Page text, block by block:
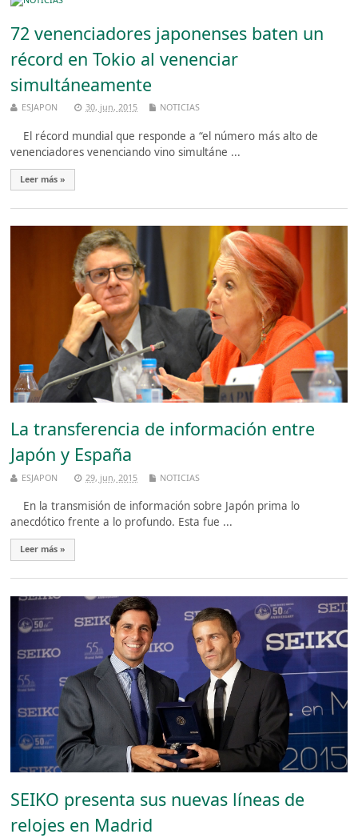
72 venenciadores japonenses baten un
récord en Tokio al venenciar
simultáneamente
ESJAPON 30, jun, 2015 NOTICIAS
El récord mundial que responde a “el número más alto de
venenciadores venenciando vino simultáne ...
Leer más »
La transferencia de información entre
Japón y España
ESJAPON 29, jun, 2015 NOTICIAS
En la transmisión de información sobre Japón prima lo
anecdótico frente a lo profundo. Esta fue ...
Leer más »
SEIKO presenta sus nuevas líneas de
relojes en Madrid